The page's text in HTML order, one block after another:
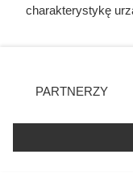
charakterystykę
zmienić/wycofać
znajdujący się w
rodzaje
użytkownika, ale
przetwarzaniu.
PARTNERZY